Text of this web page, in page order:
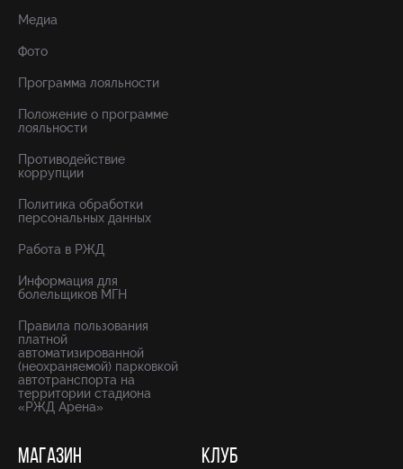
Медиа
Фото
Программа лояльности
Положение о программе
лояльности
Противодействие
коррупции
Политика обработки
персональных данных
Работа в РЖД
Информация для
болельщиков МГН
Правила пользования
платной
автоматизированной
(неохраняемой) парковкой
автотранспорта на
территории стадиона
«РЖД Арена»
МАГАЗИН КЛУБ